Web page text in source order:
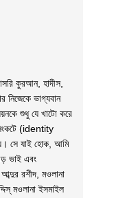
কুরআন, হাদীস,
নিজেকে ভাগ্যবান
শুধু যে খাটো করে
সংকটে (identity
সে যাই হোক, আমি
ভাই এবং
রশীদ, মওলানা
মওলানা ইসমাইল